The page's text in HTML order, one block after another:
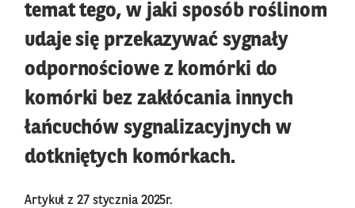
temat tego, w jaki sposób roślinom
udaje się przekazywać sygnały
odpornościowe z komórki do
komórki bez zakłócania innych
łańcuchów sygnalizacyjnych w
dotkniętych komórkach.
Artykuł z 27 stycznia 2025r.